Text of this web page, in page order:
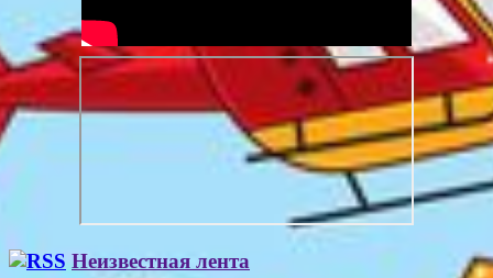
Неизвестная лента